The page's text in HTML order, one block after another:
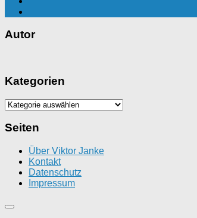
Autor
Kategorien
Kategorien
Seiten
Über Viktor Janke
Kontakt
Datenschutz
Impressum